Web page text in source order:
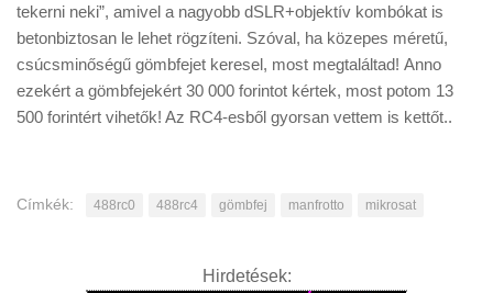
tekerni neki”, amivel a nagyobb dSLR+objektív kombókat is
betonbiztosan le lehet rögzíteni. Szóval, ha közepes méretű,
csúcsminőségű gömbfejet keresel, most megtaláltad! Anno
ezekért a gömbfejekért 30 000 forintot kértek, most potom 13
500 forintért vihetők! Az RC4-esből gyorsan vettem is kettőt..
Címkék: 488rc0 488rc4 gömbfej manfrotto mikrosat
Hirdetések: